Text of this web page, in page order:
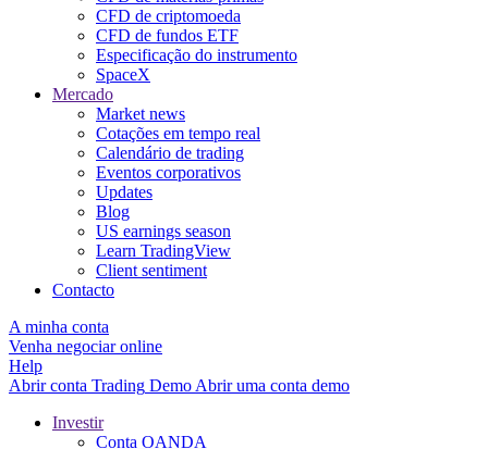
CFD de criptomoeda
CFD de fundos ETF
Especificação do instrumento
SpaceX
Mercado
Market news
Cotações em tempo real
Calendário de trading
Eventos corporativos
Updates
Blog
US earnings season
Learn TradingView
Client sentiment
Contacto
A minha conta
Venha negociar online
Help
Abrir conta Trading Demo Abrir uma conta demo
Investir
Conta OANDA